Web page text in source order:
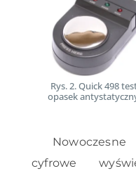
Rys. 2. Quick 498
opasek
cyfrowe